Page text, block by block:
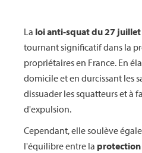
La loi anti-squat du 27
tournant significatif dans la
propriétaires en France. En
domicile et en durcissant les
dissuader les squatteurs et à
d'expulsion.
Cependant, elle soulève
l'équilibre entre la